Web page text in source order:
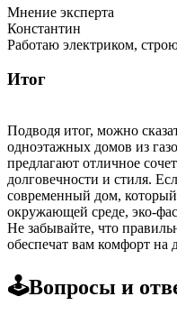
Мнение эксперта
Константин
Работаю электриком,
Итог
Подводя итог, можно
одноэтажных домов из
предлагают отличное
долговечности и стиля.
современный дом, который
окружающей среде, эко-
Не забывайте, что
обеспечат вам комфорт
🕹️Вопросы и